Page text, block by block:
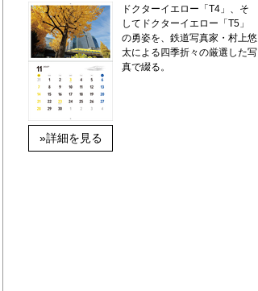
»詳細を見る
ドクターイエロー「T4」、そ
してドクターイエロー「T5」
の勇姿を、鉄道写真家・村上悠
太による四季折々の厳選した写
真で綴る。